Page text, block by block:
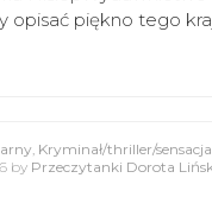
opisać piękno tego
, Kryminał/thriller/sensacja
by Przeczytanki Dorota